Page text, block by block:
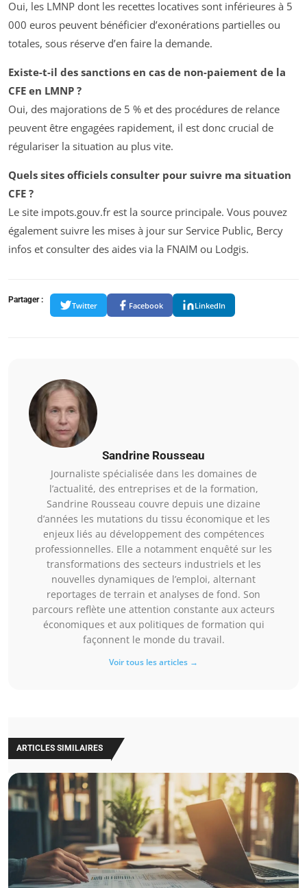
Oui, les LMNP dont les recettes locatives sont inférieures à 5
000 euros peuvent bénéficier d’exonérations partielles ou
totales, sous réserve d’en faire la demande.
Existe-t-il des sanctions en cas de non-paiement de la
CFE en LMNP ?
Oui, des majorations de 5 % et des procédures de relance
peuvent être engagées rapidement, il est donc crucial de
régulariser la situation au plus vite.
Quels sites officiels consulter pour suivre ma situation
CFE ?
Le site impots.gouv.fr est la source principale. Vous pouvez
également suivre les mises à jour sur Service Public, Bercy
infos et consulter des aides via la FNAIM ou Lodgis.
Partager :
Twitter Facebook LinkedIn
Sandrine Rousseau
Journaliste spécialisée dans les domaines de
l’actualité, des entreprises et de la formation,
Sandrine Rousseau couvre depuis une dizaine
d’années les mutations du tissu économique et les
enjeux liés au développement des compétences
professionnelles. Elle a notamment enquêté sur les
transformations des secteurs industriels et les
nouvelles dynamiques de l’emploi, alternant
reportages de terrain et analyses de fond. Son
parcours reflète une attention constante aux acteurs
économiques et aux politiques de formation qui
façonnent le monde du travail.
Voir tous les articles →
ARTICLES SIMILAIRES